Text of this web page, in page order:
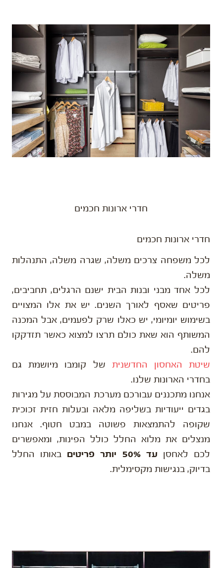
חדרי ארונות חכמים
חדרי ארונות חכמים
לכל משפחה צרכים משלה, שגרה משלה, התנהלות
משלה.
לכל אחד מבני ובנות הבית ישנם הרגלים, תחביבים,
פריטים שאסף לאורך השנים. יש את אלו המצויים
בשימוש יומיומי, יש כאלו שרק לפעמים, אבל המכנה
המשותף הוא שאת כולם תרצו למצוא כאשר תזדקקו
להם.
שיטת האחסון החדשנית של קומבו מיושמת גם
בחדרי הארונות שלנו.
אנחנו מתכננים עבורכם מערכת המבוססת על מגירות
בגדים ייעודיות בשליפה מלאה ובעלות חזית זכוכית
שקופה להתמצאות פשוטה במבט חטוף. אנחנו
מנצלים את מלוא החלל כולל הפינות, ומאפשרים
לכם לאחסן עד 50% יותר פריטים
באותו החלל
בדיוק, בנגישות מקסימלית.